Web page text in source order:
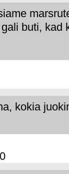
buti, kad
kokia